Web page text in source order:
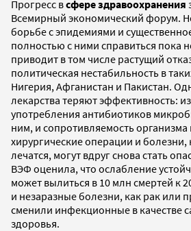
Прогресс всфере здравоохранения
Всемирный экономический форум.
борьбе с эпидемиями и
полностью с ними справиться пока
приводит в том числе растущий
политическая нестабильность в
Нигерия, Афганистан и Пакистан.
лекарства теряют эффективность:
употребления антибиотиков
ним, и сопротивляемость
хирургические операции и болезни,
лечатся, могут вдруг снова стать
ВЭФ оценила, что ослабление
может вылиться в 10 млн смертей к
и незаразные болезни, как рак или
сменили инфекционные в качестве
здоровья.